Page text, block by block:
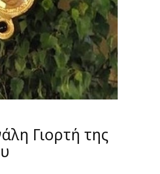
Γιορτή της